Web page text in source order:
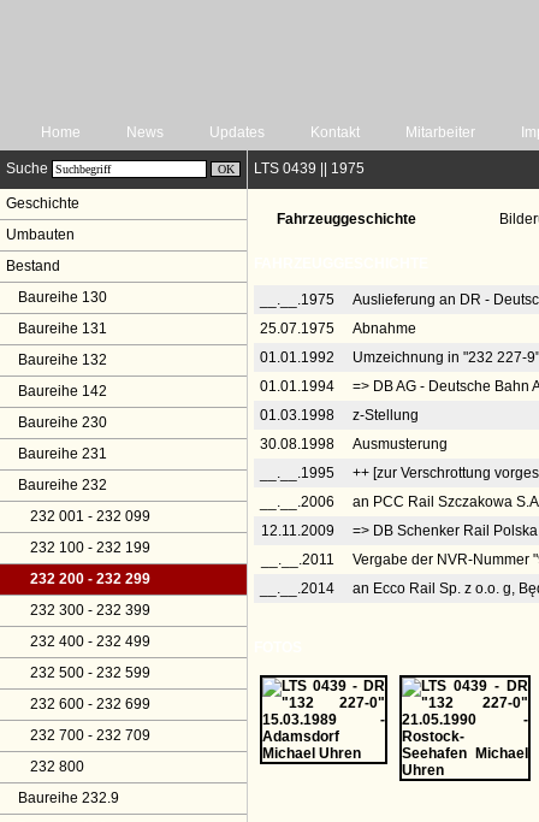
Home News Updates Kontakt Mitarbeiter
Suche
Geschichte
Umbauten
Bestand
Baureihe 130
Baureihe 131
Baureihe 132
Baureihe 142
Baureihe 230
Baureihe 231
Baureihe 232
232 001 - 232 099
232 100 - 232 199
232 200 - 232 299
232 300 - 232 399
232 400 - 232 499
232 500 - 232 599
232 600 - 232 699
232 700 - 232 709
232 800
Baureihe 232.9
LTS 0439 || 1975
Fahrzeuggeschichte
__.__.1975
Auslieferung an DR -
25.07.1975
Abnahme
01.01.1992
Umzeichnung in "232 227-9"
01.01.1994
=> DB AG - Deutsche Bahn
01.03.1998
z-Stellung
30.08.1998
Ausmusterung
__.__.1995
++ [zur Verschrottung
__.__.2006
an PCC Rail Szczakowa
12.11.2009
=> DB Schenker Rail
__.__.2011
Vergabe der NVR-Nummer
__.__.2014
an Ecco Rail Sp. z o.o. g,